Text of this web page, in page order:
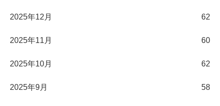
2025年12月 62
2025年11月 60
2025年10月 62
2025年9月 58